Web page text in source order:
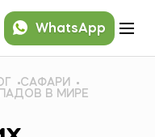
WhatsApp
САФАРИ
В МИРЕ